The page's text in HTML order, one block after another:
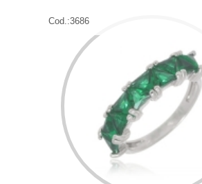
Cod.:3686